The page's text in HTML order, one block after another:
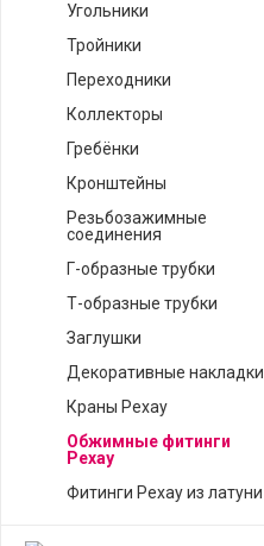
Угольники
Тройники
Переходники
Коллекторы
Гребёнки
Кронштейны
Резьбозажимные
соединения
Г-образные трубки
Т-образные трубки
Заглушки
Декоративные накладки
Краны Рехау
Обжимные фитинги
Рехау
Фитинги Рехау из латуни